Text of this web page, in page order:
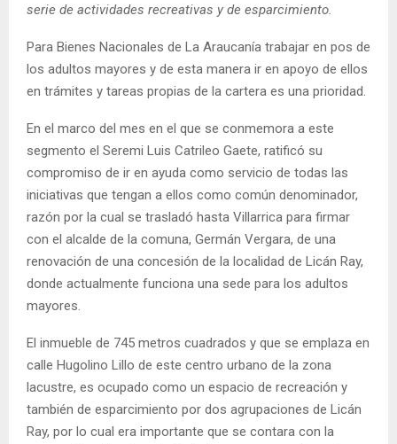
serie de actividades recreativas y de esparcimiento.
Para Bienes Nacionales de La Araucanía trabajar en pos de
los adultos mayores y de esta manera ir en apoyo de ellos
en trámites y tareas propias de la cartera es una prioridad.
En el marco del mes en el que se conmemora a este
segmento el Seremi Luis Catrileo Gaete, ratificó su
compromiso de ir en ayuda como servicio de todas las
iniciativas que tengan a ellos como común denominador,
razón por la cual se trasladó hasta Villarrica para firmar
con el alcalde de la comuna, Germán Vergara, de una
renovación de una concesión de la localidad de Licán Ray,
donde actualmente funciona una sede para los adultos
mayores.
El inmueble de 745 metros cuadrados y que se emplaza en
calle Hugolino Lillo de este centro urbano de la zona
lacustre, es ocupado como un espacio de recreación y
también de esparcimiento por dos agrupaciones de Licán
Ray, por lo cual era importante que se contara con la